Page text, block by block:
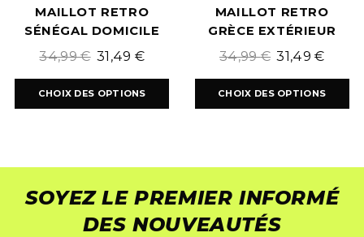
MAILLOT RETRO
SÉNÉGAL DOMICILE
2002/2003
34,99€ 31,49 €
CHOIX DES OPTIONS
MAILLOT RETRO
GRÈCE EXTÉRIEUR
2004/2005
34,99€ 31,49€
CHOIX DES OPTIONS
SOYEZ LE PREMIER INFORMÉ
DES NOUVEAUTÉS